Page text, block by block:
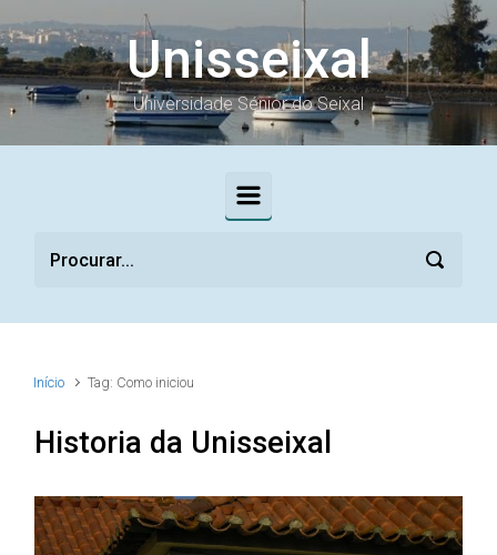
Skip to main content
Unisseixal
Universidade Sénior do Seixal
Início Tag: Como iniciou
Historia da Unisseixal